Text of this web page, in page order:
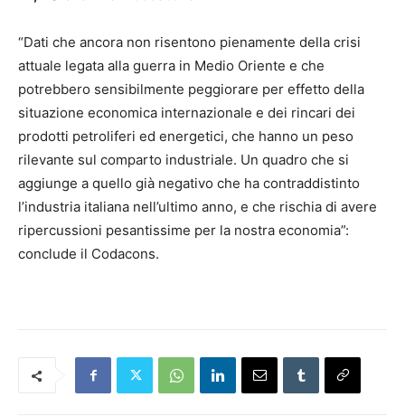
“Dati che ancora non risentono pienamente della crisi
attuale legata alla guerra in Medio Oriente e che
potrebbero sensibilmente peggiorare per effetto della
situazione economica internazionale e dei rincari dei
prodotti petroliferi ed energetici, che hanno un peso
rilevante sul comparto industriale. Un quadro che si
aggiunge a quello già negativo che ha contraddistinto
l’industria italiana nell’ultimo anno, e che rischia di avere
ripercussioni pesantissime per la nostra economia”:
conclude il Codacons.